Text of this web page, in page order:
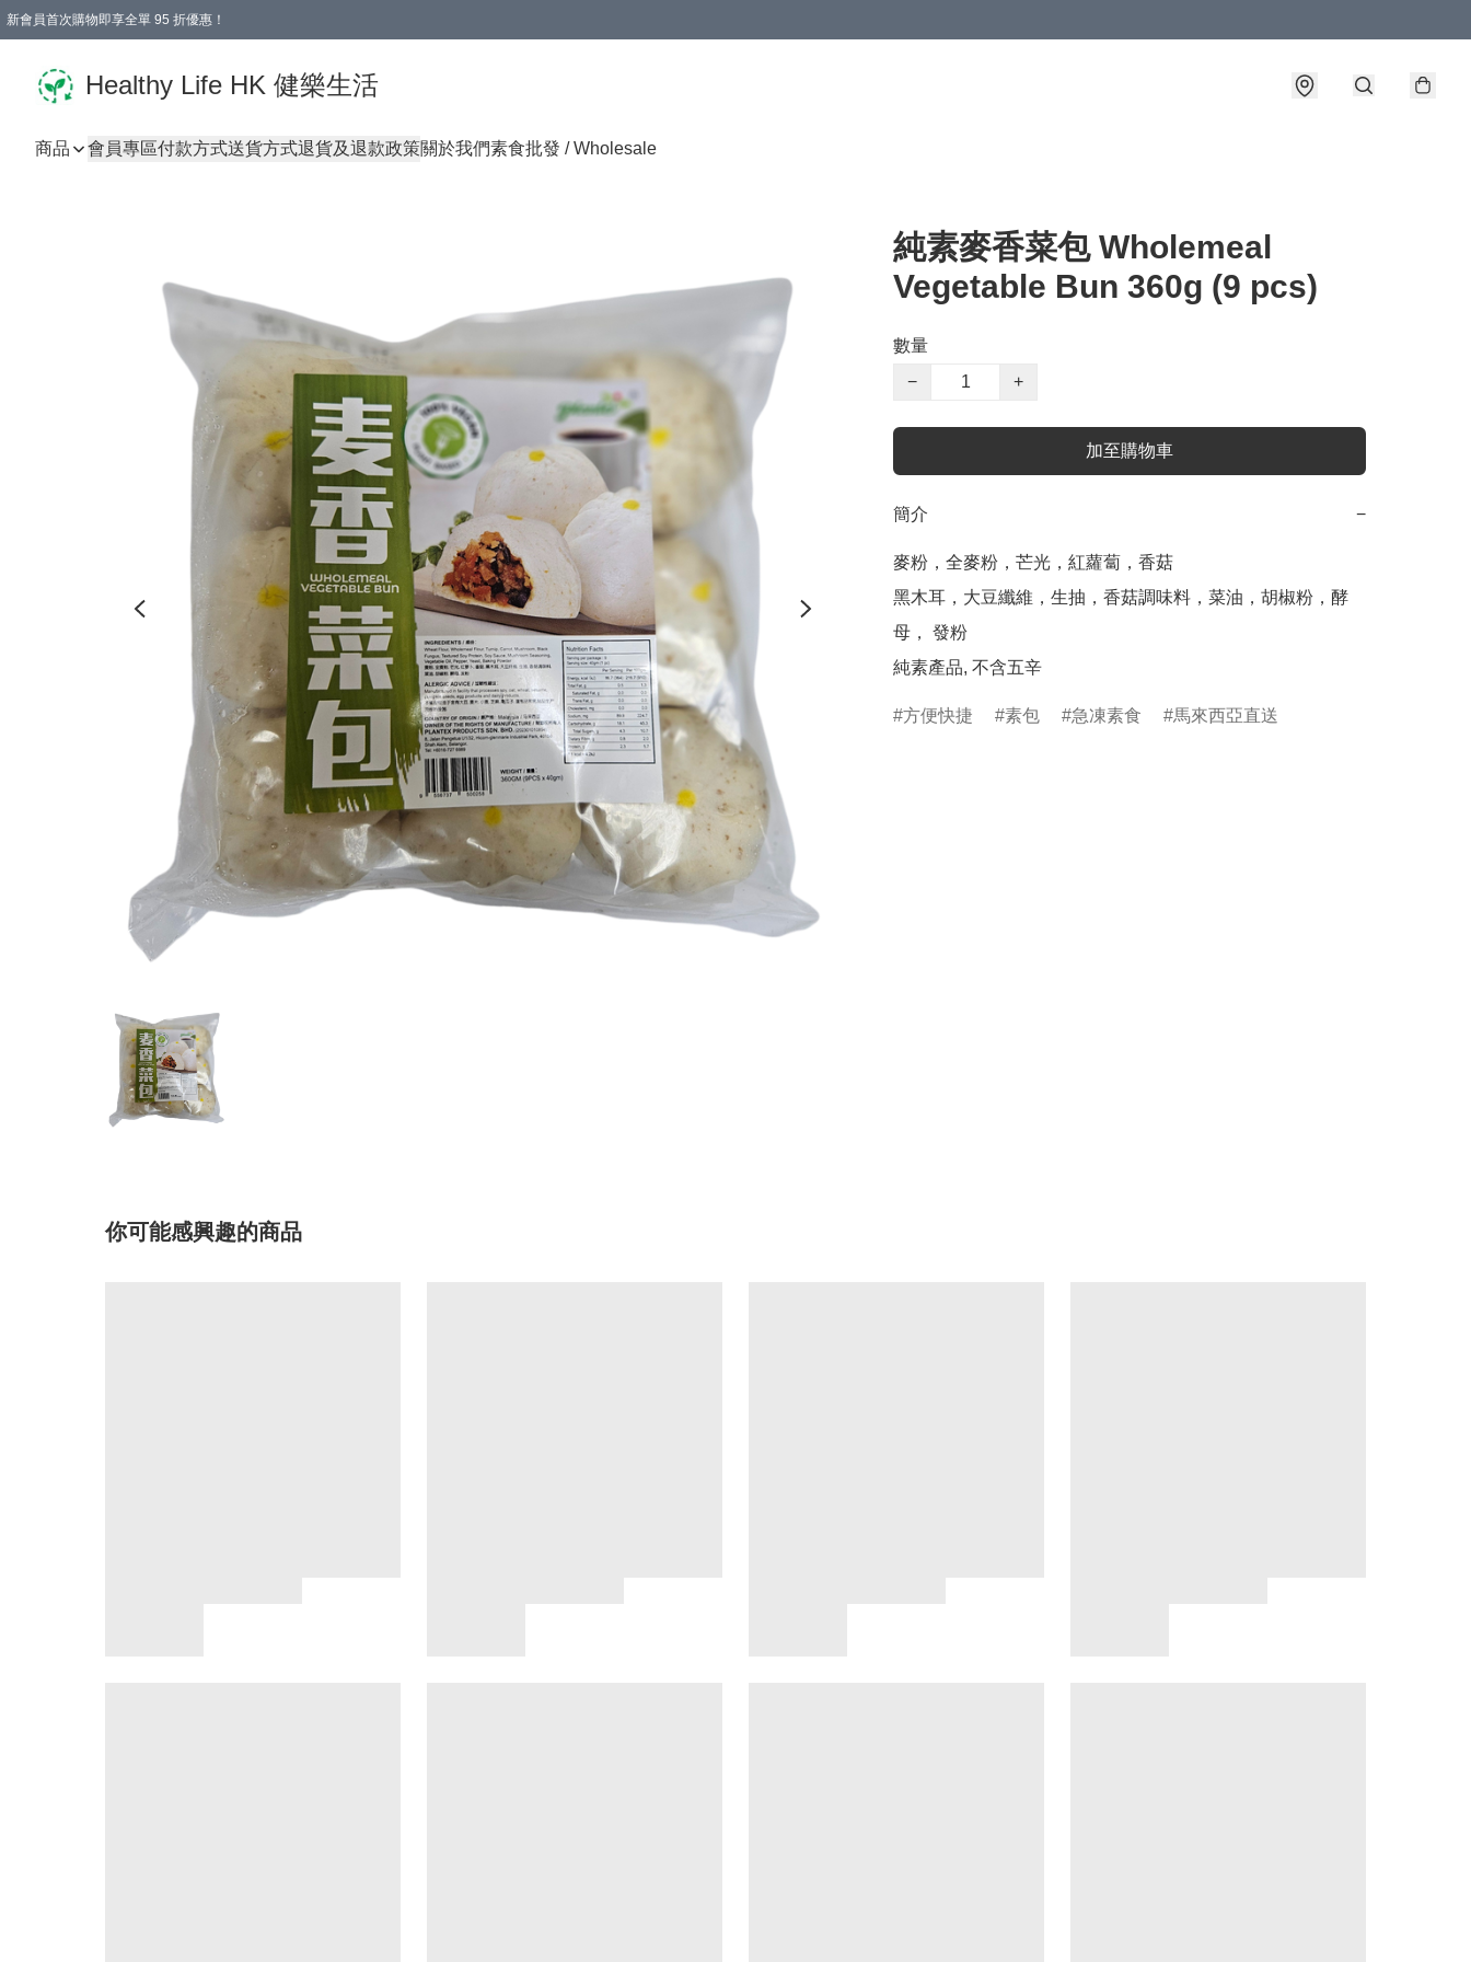
新會員首次購物即享全單 95 折優惠！
Healthy Life HK 健樂生活
商品 會員專區付款方式送貨方式退貨及退款政策關於我們素食批發 / Wholesale
純素麥香菜包 Wholemeal
Vegetable Bun 360g (9 pcs)
數量
−
+
加至購物車
簡介 −
麥粉，全麥粉，芒光，紅蘿蔔，香菇
黑木耳，大豆纖維，生抽，香菇調味料，菜油，胡椒粉，酵
母， 發粉
純素產品, 不含五辛
方便快捷 素包 急凍素食 馬來西亞直送
你可能感興趣的商品